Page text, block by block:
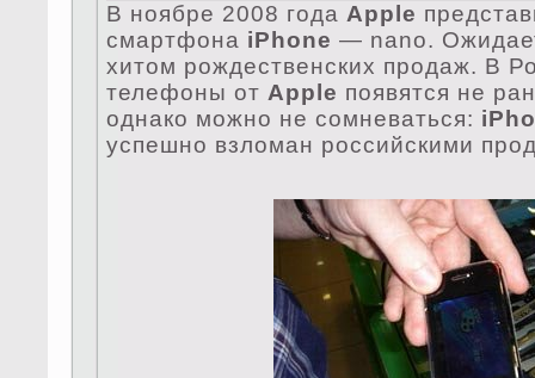
В ноябре 2008 года Apple
смартфона iPhone — nano.
хитом рождественских продаж. В
телефоны от Apple появятся не
однако можно не сомневаться:
успешно взломан российскими